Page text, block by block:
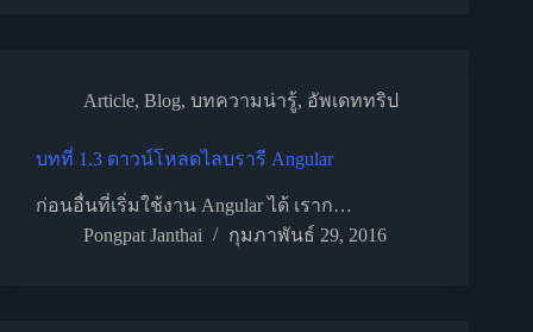
Article, Blog, บทความน่ารู้, อัพเดททริป
บทที่ 1.3 ดาวน์โหลดไลบรารี Angular
ก่อนอื่นที่เริ่มใช้งาน Angular ได้ เราก…
Pongpat Janthai
กุมภาพันธ์ 29, 2016